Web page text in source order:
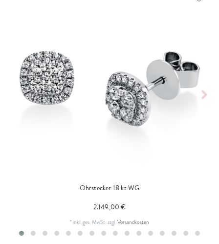
Ohrstecker 18 kt WG
2.149,00 €
* inkl. ges. MwSt.zzgl.Versandkosten